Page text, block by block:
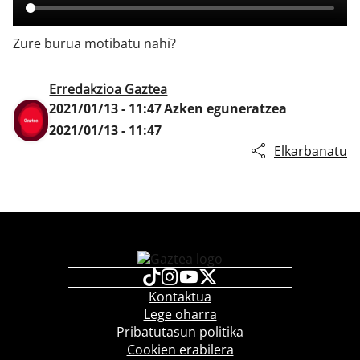
Zure burua motibatu nahi?
Erredakzioa Gaztea
2021/01/13 - 11:47Azken eguneratzea
2021/01/13 - 11:47
Elkarbanatu
Kontaktua
Lege oharra
Pribatutasun politika
Cookien erabilera